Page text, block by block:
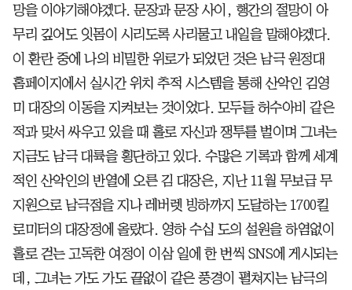
망을 이야기해야겠다. 문장과 문장 사이, 행간의 절망이 아
무리 깊어도 잇몸이 시리도록 사리물고 내일을 말해야겠다.
이 환란 중에 나의 비밀한 위로가 되었던 것은 남극 원정대
홈페이지에서 실시간 위치 추적 시스템을 통해 산악인 김영
미 대장의 이동을 지켜보는 것이었다. 모두들 허수아비 같은
적과 맞서 싸우고 있을 때 홀로 자신과 쟁투를 벌이며 그녀는
지금도 남극 대륙을 횡단하고 있다. 수많은 기록과 함께 세계
적인 산악인의 반열에 오른 김 대장은, 지난 11월 무보급 무
지원으로 남극점을 지나 레버렛 빙하까지 도달하는 1700킬
로미터의 대장정에 올랐다. 영하 수십 도의 설원을 하염없이
홀로 걷는 고독한 여정이 이삼 일에 한 번씩 SNS에 게시되는
데, 그녀는 가도 가도 끝없이 같은 풍경이 펼쳐지는 남극의